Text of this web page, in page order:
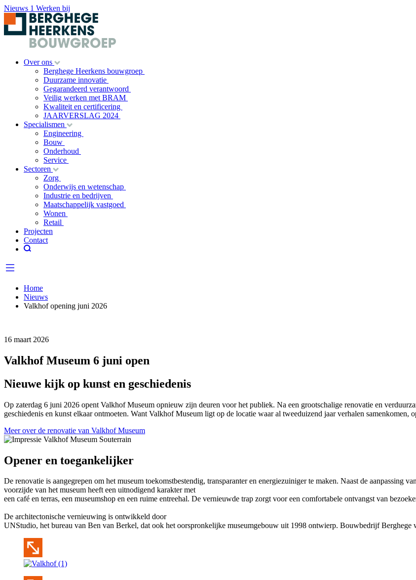
Nieuws 1 Werken bij
Over ons
Berghege Heerkens bouwgroep
Duurzame innovatie
Gegarandeerd verantwoord
Veilig werken met BRAM
Kwaliteit en certificering
JAARVERSLAG 2024
Specialismen
Engineering
Bouw
Onderhoud
Service
Sectoren
Zorg
Onderwijs en wetenschap
Industrie en bedrijven
Maatschappelijk vastgoed
Wonen
Retail
Projecten
Contact
Home
Nieuws
Valkhof opening juni 2026
16 maart 2026
Valkhof Museum 6 juni open
Nieuwe kijk op kunst en geschiedenis
Op zaterdag 6 juni 2026 opent Valkhof Museum opnieuw zijn deuren voor het publiek. Na een grootschalige renovatie en
geschiedenis en kunst elkaar ontmoeten. Want Valkhof Museum ligt op de locatie waar al tweeduizend jaar verhalen samenkomen,
Meer over de renovatie van Valkhof Museum
Opener en toegankelijker
De renovatie is aangegrepen om het museum toekomstbestendig, transparanter en energiezuiniger te maken. Naast de aanpassing
voorzijde van het museum heeft een uitnodigend karakter met
een café en terras, een museumshop en een ruime entreehal. De vernieuwde trap zorgt voor een comfortabele ontvangst van
De architectonische vernieuwing is ontwikkeld door
UNStudio, het bureau van Ben van Berkel, dat ook het oorspronkelijke museumgebouw uit 1998 ontwierp. Bouwbedrijf Berghege